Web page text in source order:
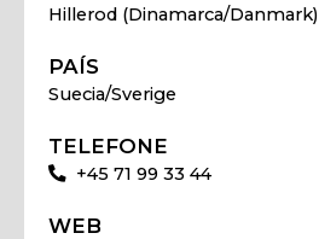
Hillerod (Dinamarca/Danmark)
PAÍS
Suecia/Sverige
TELEFONE
+45 71 99 33 44
WEB